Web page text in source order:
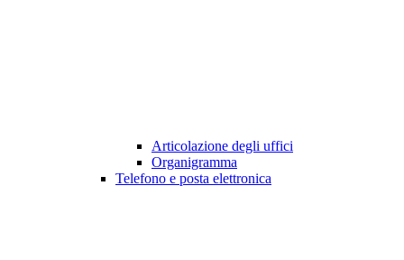
Articolazione degli uffici
Organigramma
Telefono e posta elettronica